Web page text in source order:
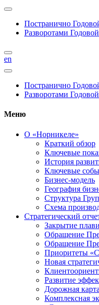
Постранично
Разворотами
en
Постранично
Разворотами
Меню
О «Норникеле»
Краткий обзор
Ключевые
История
Ключевые
Бизнес-модель
География
Структура
Схема
Стратегический
Закрытие
Обращение
Обращение
Приоритеты
Новая
Развитие
Дорожная
Комплексная